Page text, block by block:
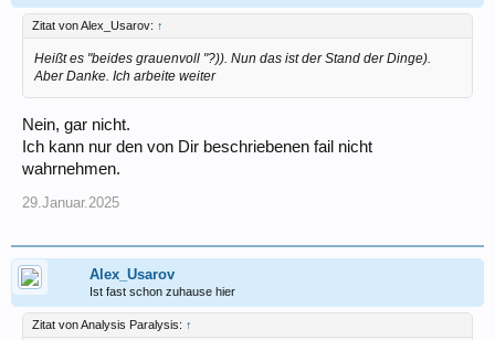
Zitat von Alex_Usarov: ↑
Heißt es "beides grauenvoll "?)). Nun das ist der Stand der Dinge).
Aber Danke. Ich arbeite weiter
Nein, gar nicht.
Ich kann nur den von Dir beschriebenen fail nicht
wahrnehmen.
29.Januar.2025
Alex_Usarov
Ist fast schon zuhause hier
Zitat von Analysis Paralysis: ↑